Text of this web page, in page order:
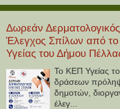
Δωρεάν Δερματολογικός
Έλεγχος Σπίλων από
Υγείας του Δήμου
Το ΚΕΠ Υγείας
δράσεων
δημοτών,
έλεγ...